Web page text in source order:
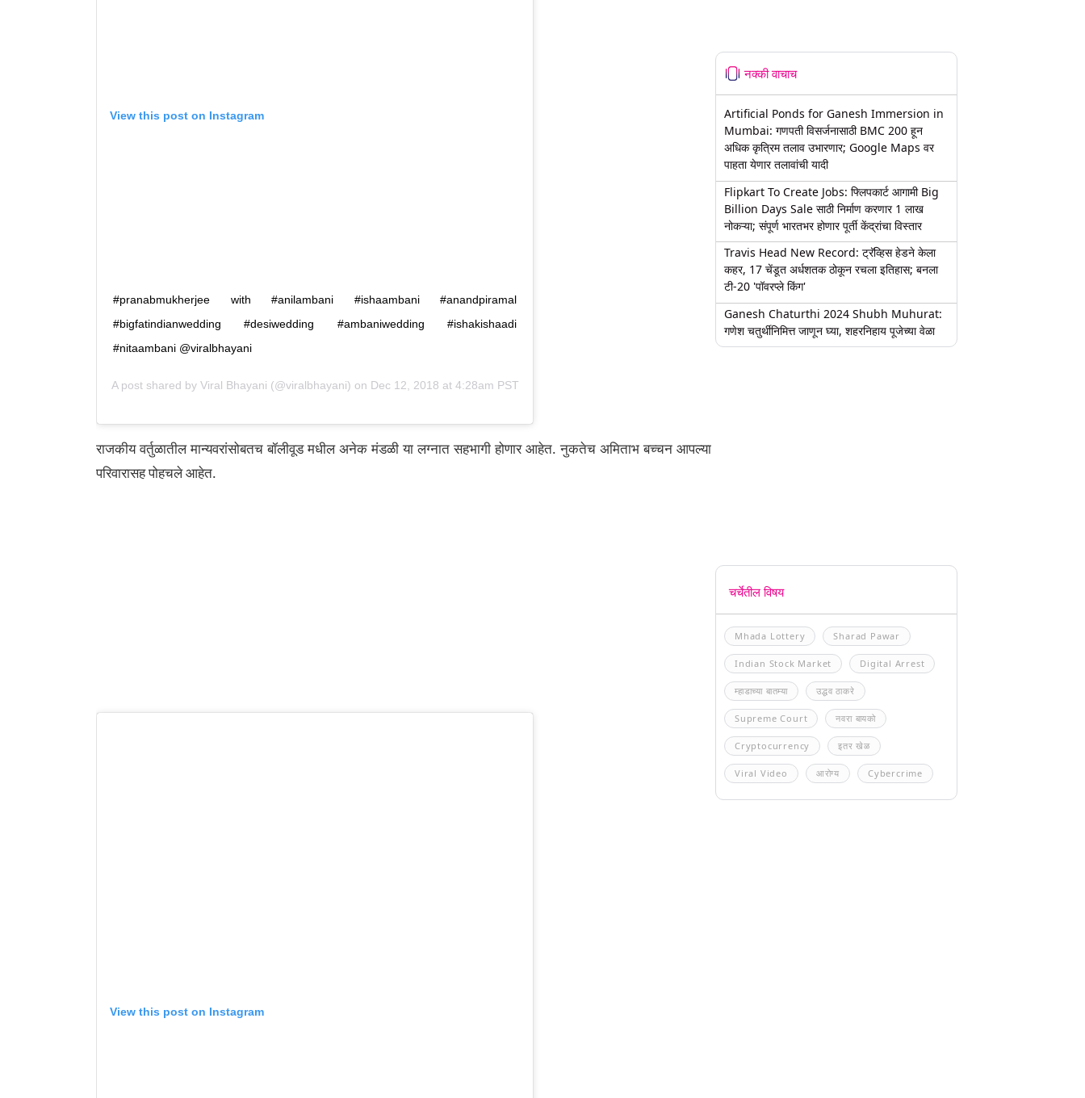
View this post on Instagram
#pranabmukherjee with #anilambani #ishaambani #anandpiramal
#bigfatindianwedding #desiwedding #ambaniwedding #ishakishaadi
#nitaambani @viralbhayani
A post shared by Viral Bhayani (@viralbhayani) on Dec 12, 2018 at 4:28am PST
राजकीय वर्तुळातील मान्यवरांसोबतच बॉलीवूड मधील अनेक मंडळी या लग्नात सहभागी होणार आहेत. नुकतेच अमिताभ बच्चन आपल्या
परिवारासह पोहचले आहेत.
View this post on Instagram
नक्की वाचाच
Artificial Ponds for Ganesh Immersion in
Mumbai: गणपती विसर्जनासाठी BMC 200 हून
अधिक कृत्रिम तलाव उभारणार; Google Maps वर
पाहता येणार तलावांची यादी
Flipkart To Create Jobs: फ्लिपकार्ट आगामी Big
Billion Days Sale साठी निर्माण करणार 1 लाख
नोकऱ्या; संपूर्ण भारतभर होणार पूर्ती केंद्रांचा विस्तार
Travis Head New Record: ट्रॅव्हिस हेडने केला
कहर, 17 चेंडूत अर्धशतक ठोकून रचला इतिहास; बनला
टी-20 'पॉवरप्ले किंग'
Ganesh Chaturthi 2024 Shubh Muhurat:
गणेश चतुर्थीनिमित्त जाणून घ्या, शहरनिहाय पूजेच्या वेळा
चर्चेतील विषय
Mhada Lottery Sharad Pawar
Indian Stock Market Digital Arrest
म्हाडाच्या बातम्या उद्धव ठाकरे
Supreme Court नवरा बायको
Cryptocurrency इतर खेळ
Viral Video आरोग्य Cybercrime